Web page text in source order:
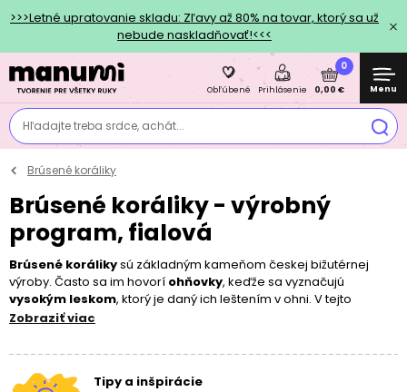
>>>Letné upratovanie skladu: Zľavy až 80% na tovar, ktorý sa už
nebude naskladňovať!<<<
Hľadajte treba srdce, achát...
Obľúbené Prihlásenie
0
0,00 € Menu
Brúsené koráliky
Brúsené koráliky - výrobný
program, fialová
Brúsené korálikysú základným kameňom českej bižutérnej
výroby. Často sa im hovorí ohňovky, keďže sa vyznačujú
vysokým leskom, ktorý je daný ich leštením v ohni. V tejto
kategórii vám ponúkame širokú a stálu škálu farieb, veľkostí a
od tých najjednoduchšíchnavliekanýchaketlovanýchaž po
ktorou ľahko prevlečietenylónové lanko
Zobraziť viac
Tipy a inšpirácie